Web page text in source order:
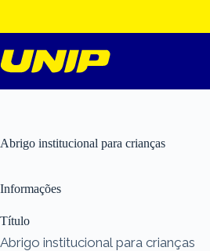
o
conteúdo
Abrigo institucional para crianças
Informações
Título
Abrigo institucional para crianças